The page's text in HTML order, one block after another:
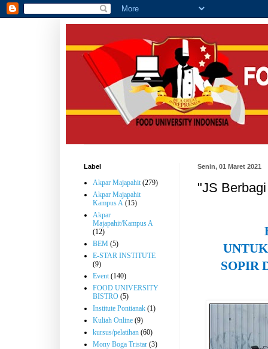
Senin, 01 Maret 2021
"JS
SOPIR
Label
Akpar Majapahit (279)
Akpar Majapahit
Kampus A (15)
Akpar
Majapahit/Kampus A
(12)
BEM (5)
E-STAR INSTITUTE
(9)
Event (140)
FOOD UNIVERSITY
BISTRO (5)
Institute Pontianak (1)
Kuliah Online (9)
kursus/pelatihan (60)
Mony Boga Tristar (3)